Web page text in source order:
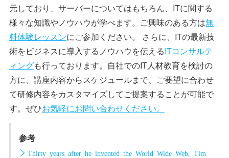
元しており、サーバーについてはもちろん、ITに関する
様々な知識やノウハウが学べます。ご興味のある方は無
料体験レッスンにご参加ください。 さらに、ITの最新技
術をビジネスに導入するノウハウを伝えるITコンサルテ
ィングも行っております。自社でのIT人材教育を検討の
方に、講座内容からスケジュールまで、ご要望に合わせ
て研修内容をカスタマイズしてご提案することが可能で
す。ぜひお気軽にお問い合わせください。
参考
Thirty years after he invented the World Wide Web, Tim